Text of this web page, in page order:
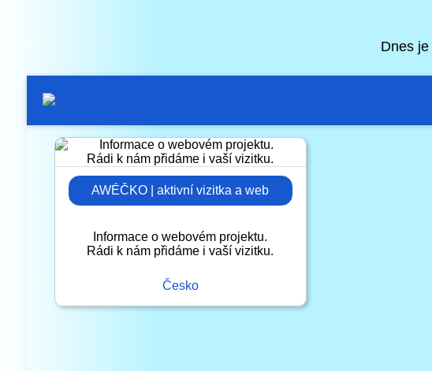
Dnes je
AWÉČKO | aktivní vizitka a web
Informace o webovém projektu.
Rádi k nám přidáme i vaší vizitku.
Česko